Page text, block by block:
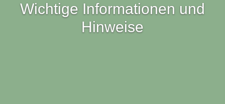
Wichtige Informationen und
Hinweise